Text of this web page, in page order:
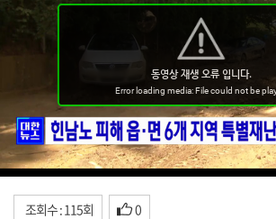
조회수 : 115회 0